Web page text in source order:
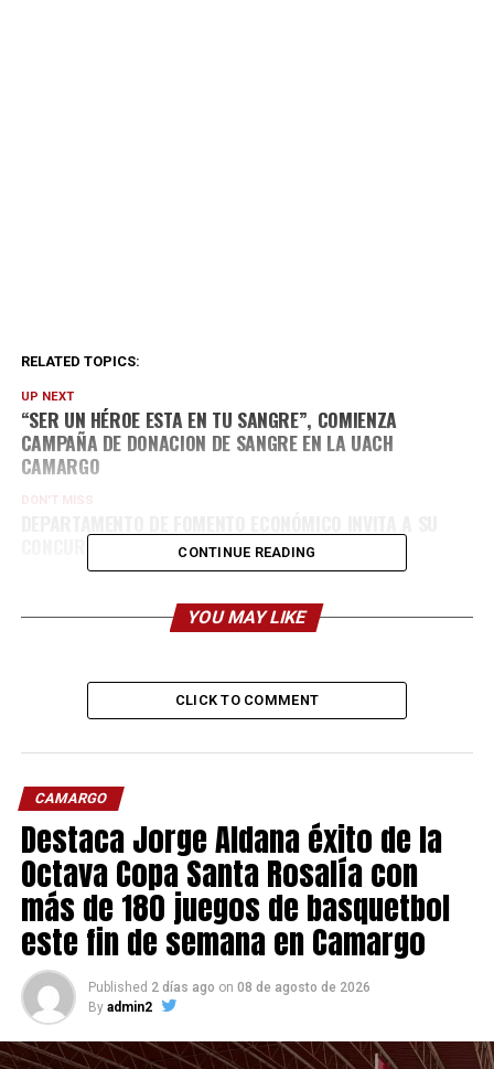
RELATED TOPICS:
UP NEXT
“SER UN HÉROE ESTA EN TU SANGRE”, COMIENZA
CAMPAÑA DE DONACION DE SANGRE EN LA UACH
CAMARGO
DON'T MISS
CONCURSO DE FOTOGRAFÍACONTINUE READING
YOU MAY LIKE
CLICK TO COMMENT
CAMARGO
Destaca Jorge Aldana éxito de la
Octava Copa Santa Rosalía con
más de 180 juegos de basquetbol
este fin de semana en Camargo
Published 2 días ago on 08 de agosto de 2026
By admin2